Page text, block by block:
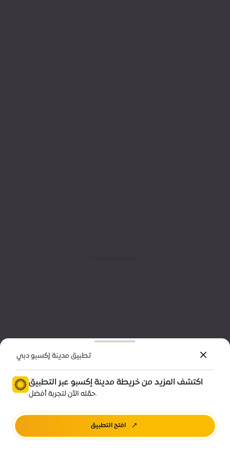
تطبيق مدينة إكسبو دبي
اكتشف المزيد من خريطة مدينة إكسبو عبر التطبيق
حمّله الآن لتجربة أفضل.
افتح التطبيق